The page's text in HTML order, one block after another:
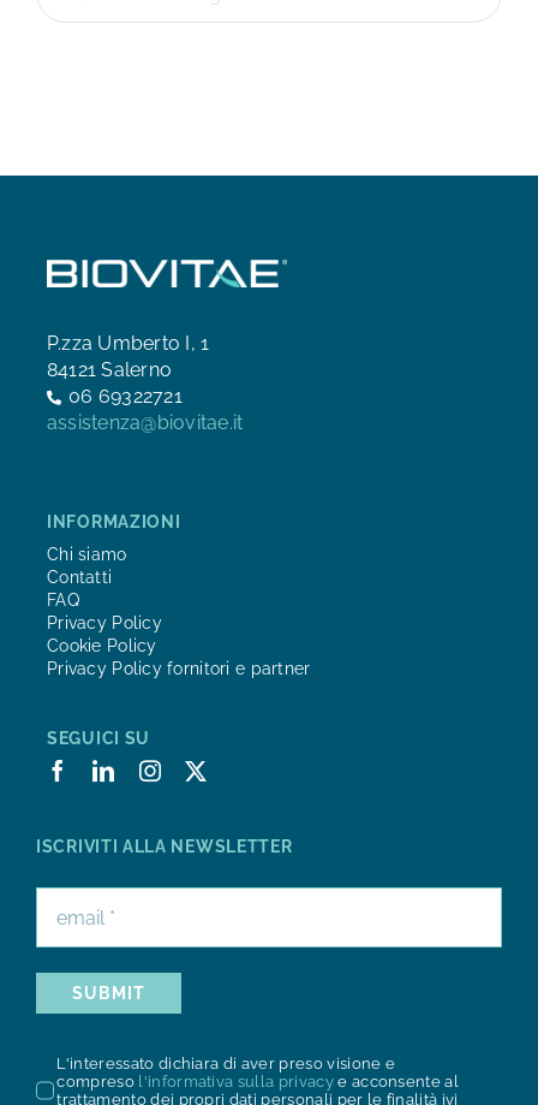
P.zza Umberto I, 1
84121 Salerno
06 69322721
assistenza@biovitae.it
INFORMAZIONI
Chi siamo
Contatti
FAQ
Privacy Policy
Cookie Policy
Privacy Policy fornitori e partner
SEGUICI SU
ISCRIVITI ALLA NEWSLETTER
SUBMIT
L'interessato dichiara di aver preso visione e
compreso l'informativa sulla privacye acconsente al
trattamento dei propri dati personali per le finalità ivi